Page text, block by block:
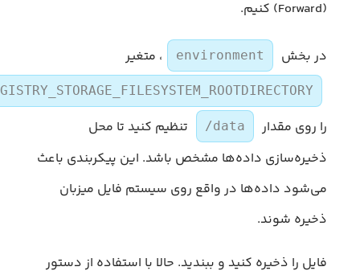
(Forward) کنیم.
در بخش environment ، متغیر
را روی مقدار /data
تنظیم کنید تا محل
ذخیره‌سازی داده‌ها مشخص باشد. این پیکربندی باعث
می‌شود داده‌ها در واقع روی سیستم فایل میزبان
ذخیره شوند.
فایل را ذخیره کنید و ببندید. حالا با استفاده از دستور